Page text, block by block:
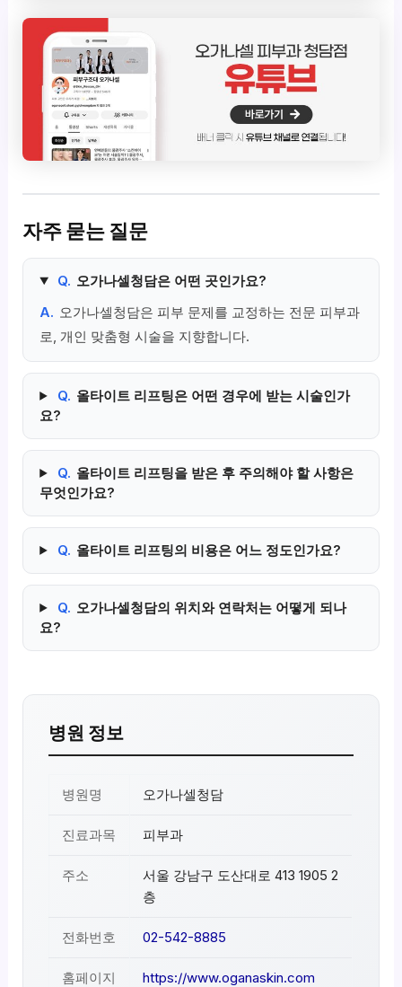
자주 묻는 질문
Q. 오가나셀청담은 어떤 곳인가요?
A. 오가나셀청담은 피부 문제를 교정하는 전문 피부과
로, 개인 맞춤형 시술을 지향합니다.
Q. 올타이트 리프팅은 어떤 경우에 받는 시술인가
요?
Q. 올타이트 리프팅을 받은 후 주의해야 할 사항은
무엇인가요?
Q. 올타이트 리프팅의 비용은 어느 정도인가요?
Q. 오가나셀청담의 위치와 연락처는 어떻게 되나
요?
병원 정보
병원명 오가나셀청담
진료과목 피부과
주소
서울 강남구 도산대로 413 1905 2
층
전화번호 02-542-8885
홈페이지 https://www.oganaskin.com